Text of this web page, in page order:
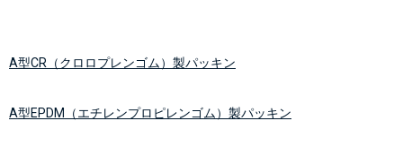
A型CR（クロロプレンゴム）製パッキン
A型EPDM（エチレンプロピレンゴム）製パッキン